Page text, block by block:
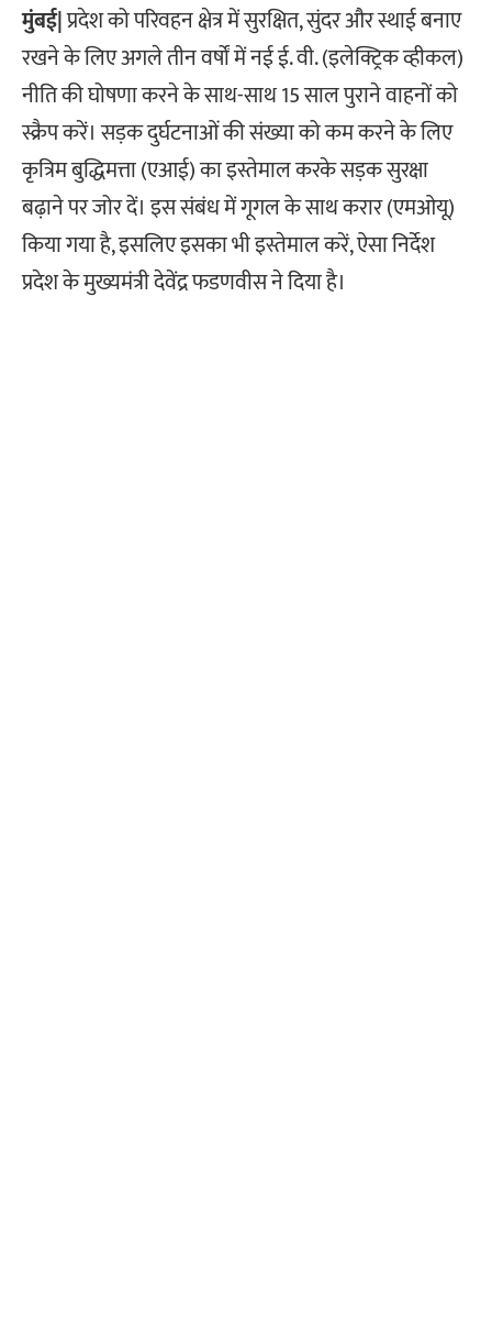
मुंबई|प्रदेश को परिवहन क्षेत्र में सुरक्षित, सुंदर और स्थाई बनाए
रखने के लिए अगले तीन वर्षों में नई ई. वी. (इलेक्ट्रिक व्हीकल)
नीति की घोषणा करने के साथ-साथ 15 साल पुराने वाहनों को
स्क्रैप करें। सड़क दुर्घटनाओं की संख्या को कम करने के लिए
कृत्रिम बुद्धिमत्ता (एआई) का इस्तेमाल करके सड़क सुरक्षा
बढ़ाने पर जोर दें। इस संबंध में गूगल के साथ करार (एमओयू)
किया गया है, इसलिए इसका भी इस्तेमाल करें, ऐसा निर्देश
प्रदेश के मुख्यमंत्री देवेंद्र फडणवीस ने दिया है।